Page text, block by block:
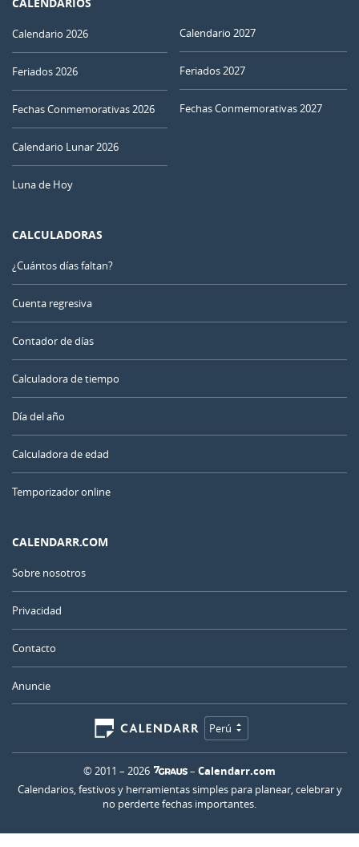
CALENDARIOS
Calendario 2026
Feriados 2026
Fechas Conmemorativas 2026
Calendario Lunar 2026
Luna de Hoy
Calendario 2027
Feriados 2027
Fechas Conmemorativas 2027
CALCULADORAS
¿Cuántos días faltan?
Cuenta regresiva
Contador de días
Calculadora de tiempo
Día del año
Calculadora de edad
Temporizador online
CALENDARR.COM
Sobre nosotros
Privacidad
Contacto
Anuncie
Perú
© 2011 – 2026 – Calendarr.com
Calendarios, festivos y herramientas simples para planear, celebrar y
no perderte fechas importantes.